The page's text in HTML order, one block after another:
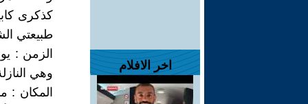
اخر الافلام
كذكرى
طبيعتي
وهي
المكان :